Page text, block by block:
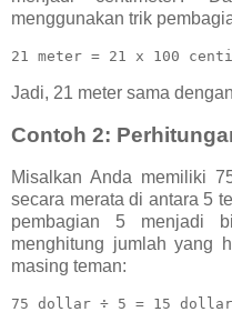
menggunakan trik
21 meter = 21 x 100
Jadi, 21 meter sama
Contoh 2:
Misalkan Anda memiliki
secara merata di antara 5
pembagian 5 menjadi
menghitung jumlah yang
masing teman: